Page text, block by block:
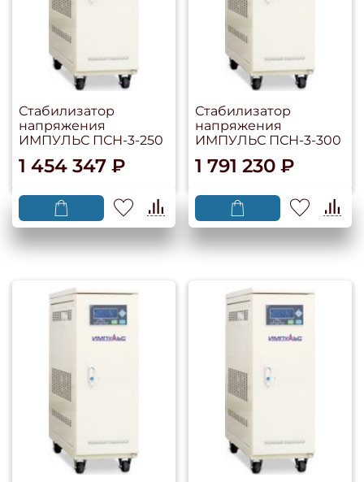
Стабилизатор
напряжения
ИМПУЛЬС ПСН-3-250
1 454 347 ₽
Стабилизатор
напряжения
ИМПУЛЬС ПСН-3-300
1 791 230 ₽